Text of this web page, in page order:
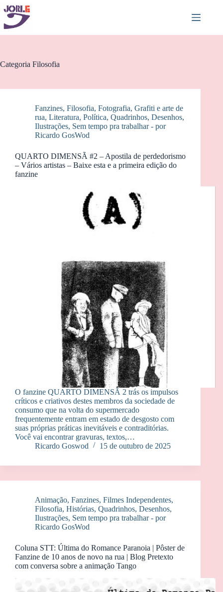
Pular
para
conteúdo
Categoria Filosofia
Fanzines, Filosofia, Fotografia, Grafiti e arte de
rua, Literatura, Política, Quadrinhos, Desenhos,
Ilustrações, Sem tempo pra trabalhar - por
Ricardo GosWod
QUARTO DIMENSÃ #2 – Apostila de perdedorismo
– Vários artistas – Baixe esta e a primeira edição do
fanzine
O fanzine QUARTO DIMENSÃ 2 trás os impulsos
críticos e criativos destes membros da sociedade de
consumo que na volta do supermercado
frequentemente entram em estado de desgosto com
suas próprias práticas inevitáveis e contraditórias.
Você vai encontrar gravuras, textos,…
Ricardo Goswod
15 de outubro de 2025
Animação, Fanzines, Filmes Independentes,
Filosofia, Histórias, Quadrinhos, Desenhos,
Ilustrações, Sem tempo pra trabalhar - por
Ricardo GosWod
Coluna STT: Última do Romance Paranoia | Pôster de
Fanzine de 10 anos de novo na rua | Blog Pretexto
com conversa sobre a animação Tango